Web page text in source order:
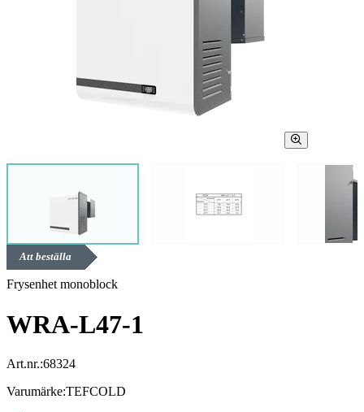
Att beställa
Frysenhet monoblock
WRA-L47-1
Art.nr.:68324
Varumärke:TEFCOLD